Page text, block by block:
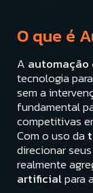
O que é
A automação
tecnologia
sem a
fundamental
competitivas
Com o uso da
direcionar
realmente
artificialpara